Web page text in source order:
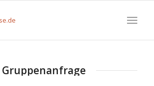
Gruppenanfrage